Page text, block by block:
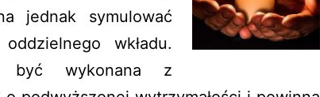
jednak symulować
wkładu.
być wykonana z